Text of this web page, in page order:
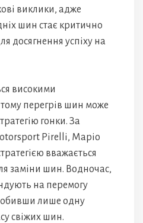
виклики, адже
шин стає критично
досягнення успіху на
високими
перегрів шин може
гонки. За
Pirelli, Маріо
вважається
заміни шин. Водночас,
на перемогу
лише одну
свіжих шин.